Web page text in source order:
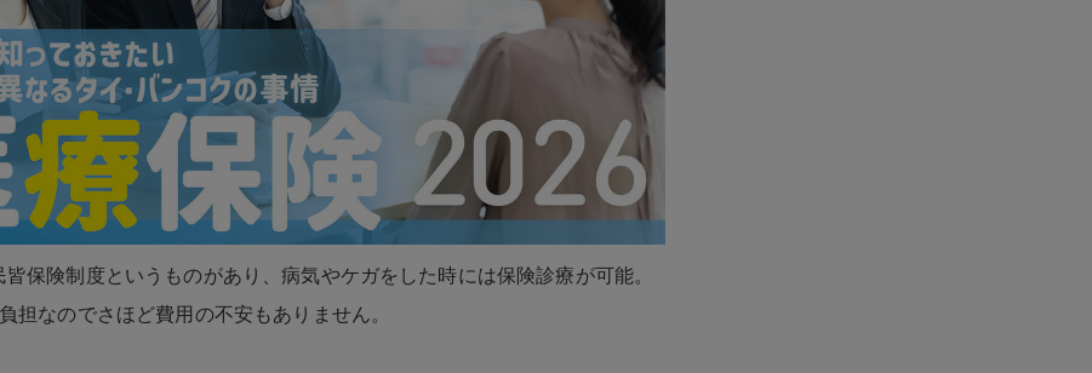
皆保険制度というものがあり、病気やケガをした時には保険診療が可能。
担なのでさほど費用の不安もありません。